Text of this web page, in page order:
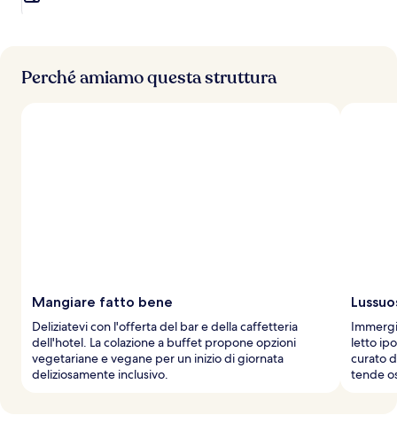
Perché amiamo questa struttura
Mangiare fatto bene
Deliziatevi con l'offerta del bar e della caffetteria
dell'hotel. La colazione a buffet propone opzioni
vegetariane e vegane per un inizio di giornata
deliziosamente inclusivo.
letto
curato
tende